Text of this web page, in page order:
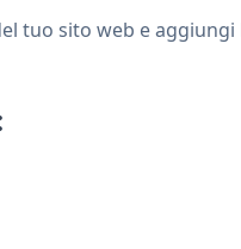
tuo sito web e